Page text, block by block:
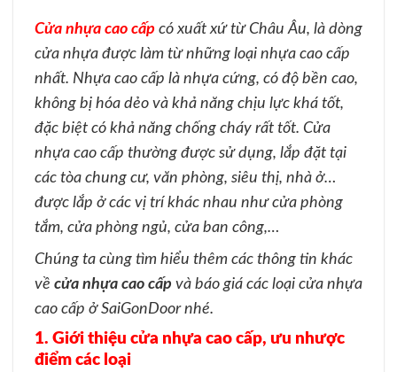
Cửa nhựa cao cấp có xuất xứ từ Châu Âu, là dòng
cửa nhựa được làm từ những loại nhựa cao cấp
nhất. Nhựa cao cấp là nhựa cứng, có độ bền cao,
không bị hóa dẻo và khả năng chịu lực khá tốt,
đặc biệt có khả năng chống cháy rất tốt. Cửa
nhựa cao cấp thường được sử dụng, lắp đặt tại
các tòa chung cư, văn phòng, siêu thị, nhà ở…
được lắp ở các vị trí khác nhau như cửa phòng
tắm, cửa phòng ngủ, cửa ban công,…
Chúng ta cùng tìm hiểu thêm các thông tin khác
về cửa nhựa cao cấp và báo giá các loại cửa nhựa
cao cấp ở SaiGonDoor nhé.
1. Giới thiệu cửa nhựa cao cấp, ưu nhược
điểm các loại